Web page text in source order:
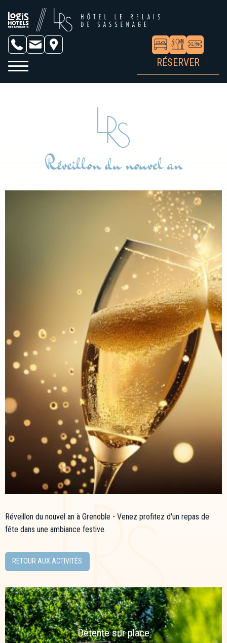
RÉSERVER
Réveillon du nouvel an
Réveillon du nouvel an à Grenoble - Venez profitez d'un repas de
fête dans une ambiance festive.
RETOUR AUX ACTIVITÉS
Détente sur place